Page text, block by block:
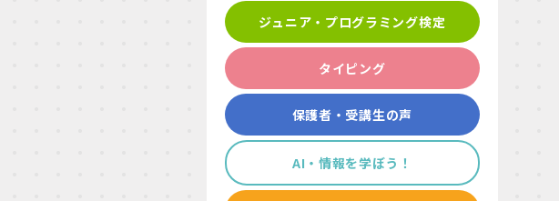
ジュニア・プログラミング検定
タイピング
保護者・受講生の声
AI・情報を学ぼう！